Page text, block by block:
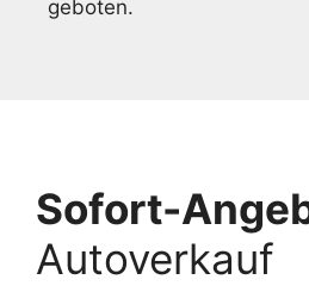
geboten.
Sofort-
Autoverkauf